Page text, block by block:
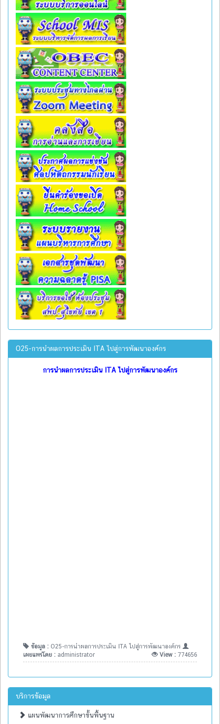
O25-การนำผลการประเมิน ITA ไปสู่การพัฒนาองค์กร
การนำผลการประเมิน ITA ไปสู่การพัฒนาองค์กร
ข้อมูล : O25-การนำผลการประเมิน ITA ไปสู่การพัฒนาองค์กร
เผยแพร่โดย : administrator View : 774656
บริการข้อมูล
แผนพัฒนาการศึกษาขั้นพื้นฐาน